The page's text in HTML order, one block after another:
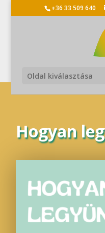
+36 33 509 640
Oldal kiválasztása
Hogyan